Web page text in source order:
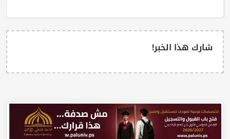
شارك هذا الخبر!